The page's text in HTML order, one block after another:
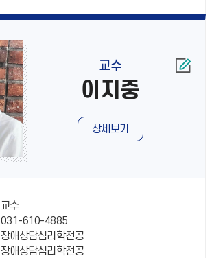
교수
이지중
상세보기
교수
031-610-4885
장애상담심리학전공
장애상담심리학전공